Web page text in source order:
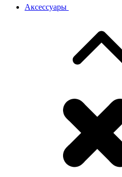
Аксессуары